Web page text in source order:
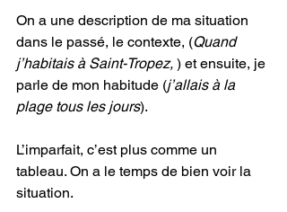
On a une description de ma situation
dans le passé, le contexte, (Quand
j’habitais à Saint-Tropez, ) et ensuite, je
parle de mon habitude (j’allais à la
plage tous les jours).
L’imparfait, c’est plus comme un
tableau. On a le temps de bien voir la
situation.